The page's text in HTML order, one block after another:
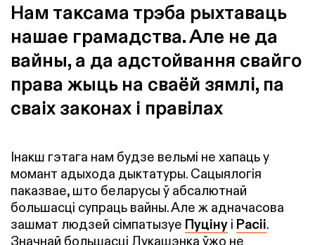
Нам таксама трэба рыхтаваць
нашае грамадства. Але не да
вайны, а да адстойвання свайго
права жыць на сваёй зямлі, па
сваіх законах і правілах
Інакш гэтага нам будзе вельмі не хапаць у
момант адыхода дыктатуры. Сацыялогія
паказвае, што беларусы ў абсалютнай
большасці супраць вайны. Але ж адначасова
зашмат людзей сімпатызуе Пуціну і Расіі.
Значнай большасці Лукашэнка ўжо не